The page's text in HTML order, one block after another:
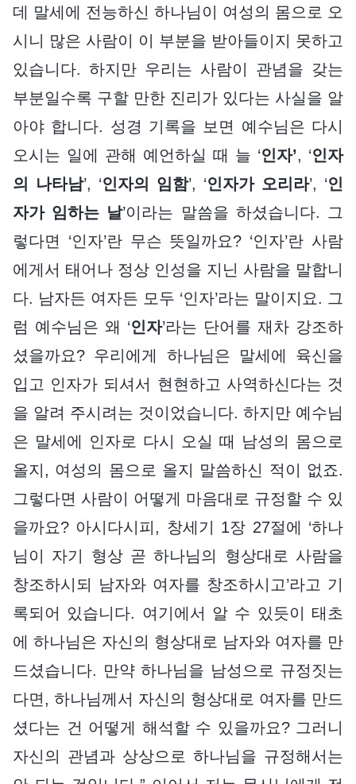
데 말세에 전능하신 하나님이 여성의 몸으로 오
시니 많은 사람이 이 부분을 받아들이지 못하고
있습니다. 하지만 우리는 사람이 관념을 갖는
부분일수록 구할 만한 진리가 있다는 사실을 알
아야 합니다. 성경 기록을 보면 예수님은 다시
오시는 일에 관해 예언하실 때 늘 ‘인자’, ‘인자
의 나타남’, ‘인자의 임함’, ‘인자가 오리라’, ‘인
자가 임하는 날’이라는 말씀을 하셨습니다. 그
렇다면 ‘인자’란 무슨 뜻일까요? ‘인자’란 사람
에게서 태어나 정상 인성을 지닌 사람을 말합니
다. 남자든 여자든 모두 ‘인자’라는 말이지요. 그
럼 예수님은 왜 ‘인자’라는 단어를 재차 강조하
셨을까요? 우리에게 하나님은 말세에 육신을
입고 인자가 되셔서 현현하고 사역하신다는 것
을 알려 주시려는 것이었습니다. 하지만 예수님
은 말세에 인자로 다시 오실 때 남성의 몸으로
올지, 여성의 몸으로 올지 말씀하신 적이 없죠.
그렇다면 사람이 어떻게 마음대로 규정할 수 있
을까요? 아시다시피, 창세기 1장 27절에 ‘하나
님이 자기 형상 곧 하나님의 형상대로 사람을
창조하시되 남자와 여자를 창조하시고’라고 기
록되어 있습니다. 여기에서 알 수 있듯이 태초
에 하나님은 자신의 형상대로 남자와 여자를 만
드셨습니다. 만약 하나님을 남성으로 규정짓는
다면, 하나님께서 자신의 형상대로 여자를 만드
셨다는 건 어떻게 해석할 수 있을까요? 그러니
자신의 관념과 상상으로 하나님을 규정해서는